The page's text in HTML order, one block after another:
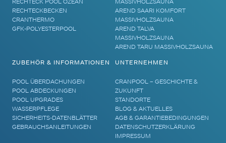
RECHTECKBECKEN
CRANTHERMO
GFK-POLYESTERPOOL
AREND SAARI KOMFORT
MASSIVHOLZSAUNA
AREND TALVA
MASSIVHOLZSAUNA
AREND TARU MASSIVHOLZSAUNA
ZUBEHÖR & INFORMATIONEN
POOL ÜBERDACHUNGEN
POOL ABDECKUNGEN
POOL UPGRADES
WASSERPFLEGE
SICHERHEITS-DATENBLÄTTER
GEBRAUCHSANLEITUNGEN
UNTERNEHMEN
CRANPOOL – GESCHICHTE &
ZUKUNFT
STANDORTE
BLOG & AKTUELLES
AGB & GARANTIEBEDINGUNGEN
DATENSCHUTZERKLÄRUNG
IMPRESSUM